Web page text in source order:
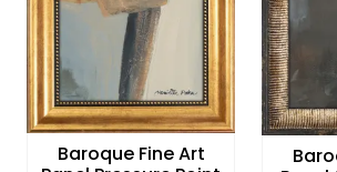
Baroque Fine Art